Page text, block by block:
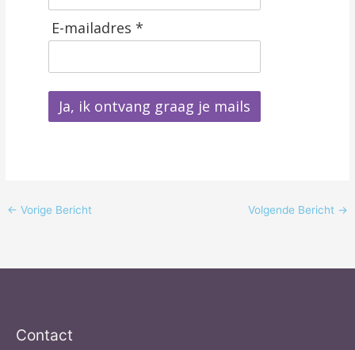
E-mailadres *
Ja, ik ontvang graag je mails
← Vorige Bericht Volgende Bericht →
Contact